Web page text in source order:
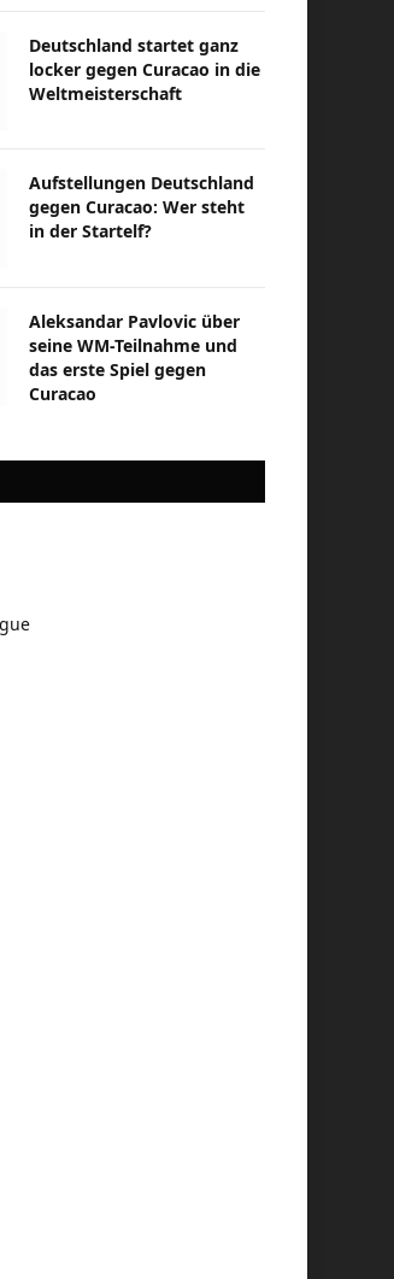
Deutschland startet ganz
locker gegen Curacao in die
Weltmeisterschaft
Aufstellungen Deutschland
gegen Curacao: Wer steht
in der Startelf?
Aleksandar Pavlovic über
seine WM-Teilnahme und
das erste Spiel gegen
Curacao